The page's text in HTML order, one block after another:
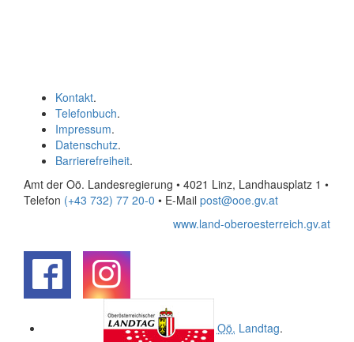
Kontakt.
Telefonbuch.
Impressum.
Datenschutz.
Barrierefreiheit.
Amt der Oö. Landesregierung • 4021 Linz, Landhausplatz 1 •
Telefon (+43 732) 77 20-0 • E-Mail post@ooe.gv.at
www.land-oberoesterreich.gv.at
Oö. Landtag.